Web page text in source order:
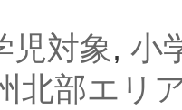
児対象, 小
北部エリ